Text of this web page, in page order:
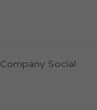
Company Social